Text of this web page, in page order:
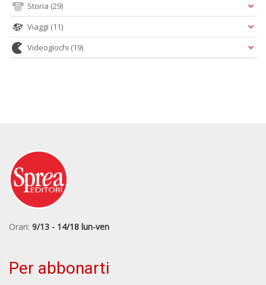
Storia (29)
Viaggi (11)
Videogiochi (19)
Orari: 9/13 - 14/18 lun-ven
Per abbonarti